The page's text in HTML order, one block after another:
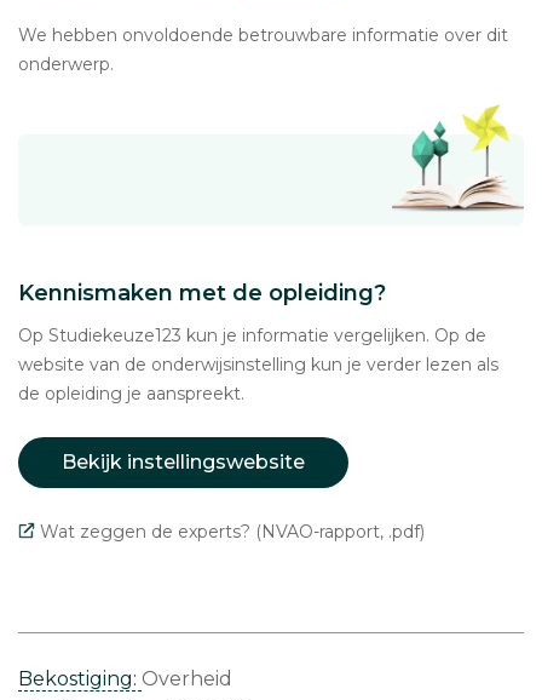
We hebben onvoldoende betrouwbare informatie over dit
onderwerp.
Kennismaken met de opleiding?
Op Studiekeuze123 kun je informatie vergelijken. Op de
website van de onderwijsinstelling kun je verder lezen als
de opleiding je aanspreekt.
Bekijk instellingswebsite
Wat zeggen de experts? (NVAO-rapport, .pdf)
Bekostiging: Overheid